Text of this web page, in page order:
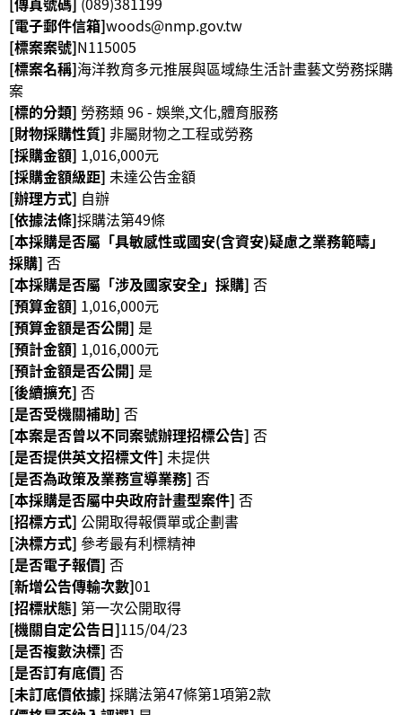
認
識
我
們
便
民
服
務
性
別
平
等
專
區
友
善
措
施
服
務
服
務
信
箱
網
站
導
覽
[電子郵件信箱]woods@nmp.gov.tw
[標案案號]N115005
[標案名稱]海洋教育多元推展與區域綠生活計畫藝文勞務採購
案
[標的分類] 勞務類 96 - 娛樂,文化,體育服務
[財物採購性質] 非屬財物之工程或勞務
[採購金額] 1,016,000元
[採購金額級距] 未達公告金額
[辦理方式] 自辦
[依據法條]採購法第49條
[本採購是否屬「具敏感性或國安(含資安)疑慮之業務範疇」
採購] 否
[本採購是否屬「涉及國家安全」採購] 否
[預算金額] 1,016,000元
[預算金額是否公開] 是
[預計金額] 1,016,000元
[預計金額是否公開] 是
[後續擴充] 否
[是否受機關補助] 否
[本案是否曾以不同案號辦理招標公告] 否
[是否提供英文招標文件] 未提供
[是否為政策及業務宣導業務] 否
[本採購是否屬中央政府計畫型案件] 否
[招標方式] 公開取得報價單或企劃書
[決標方式] 參考最有利標精神
[是否電子報價] 否
[新增公告傳輸次數]01
[招標狀態] 第一次公開取得
[機關自定公告日]115/04/23
[是否複數決標] 否
[是否訂有底價] 否
[未訂底價依據] 採購法第47條第1項第2款